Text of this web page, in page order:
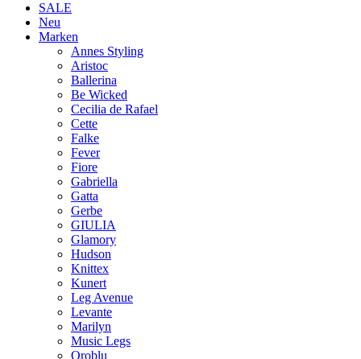
SALE
Neu
Marken
Annes Styling
Aristoc
Ballerina
Be Wicked
Cecilia de Rafael
Cette
Falke
Fever
Fiore
Gabriella
Gatta
Gerbe
GIULIA
Glamory
Hudson
Knittex
Kunert
Leg Avenue
Levante
Marilyn
Music Legs
Oroblu